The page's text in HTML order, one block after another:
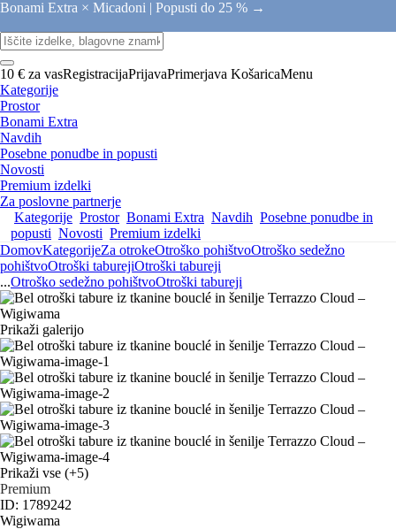
Bonami Extra × Micadoni | Popusti do 25 % →
10 € za vasRegistracijaPrijavaPrimerjava KošaricaMenu
Kategorije
Prostor
Bonami Extra
Navdih
Posebne ponudbe in popusti
Novosti
Premium izdelki
Za poslovne partnerje
Kategorije Prostor Bonami Extra Navdih Posebne ponudbe in
popusti Novosti Premium izdelki
DomovKategorijeZa otrokeOtroško pohištvoOtroško sedežno
pohištvoOtroški taburejiOtroški tabureji
...Otroško sedežno pohištvoOtroški tabureji
Prikaži galerijo
Prikaži vse (+5)
Premium
ID: 1789242
Wigiwama